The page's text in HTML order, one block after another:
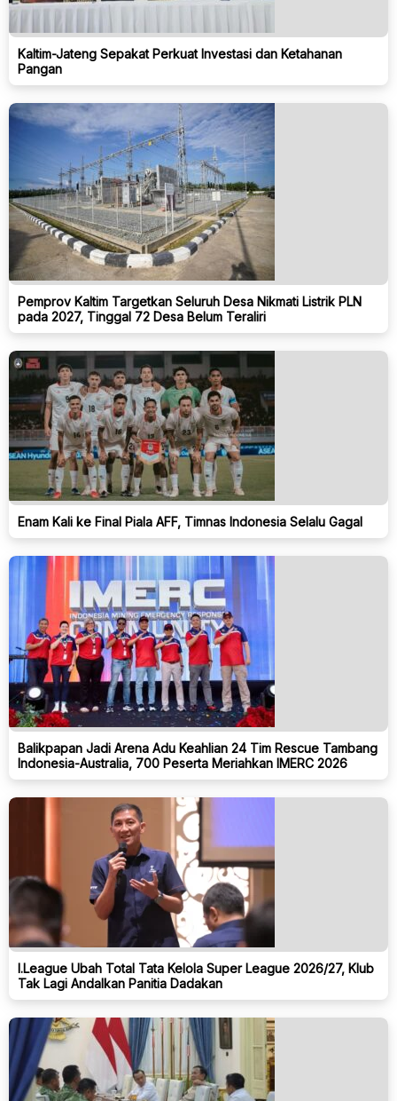
Kaltim-Jateng Sepakat Perkuat Investasi dan Ketahanan
Pangan
Pemprov Kaltim Targetkan Seluruh Desa Nikmati Listrik PLN
pada 2027, Tinggal 72 Desa Belum Teraliri
Enam Kali ke Final Piala AFF, Timnas Indonesia Selalu Gagal
Balikpapan Jadi Arena Adu Keahlian 24 Tim Rescue Tambang
Indonesia-Australia, 700 Peserta Meriahkan IMERC 2026
I.League Ubah Total Tata Kelola Super League 2026/27, Klub
Tak Lagi Andalkan Panitia Dadakan